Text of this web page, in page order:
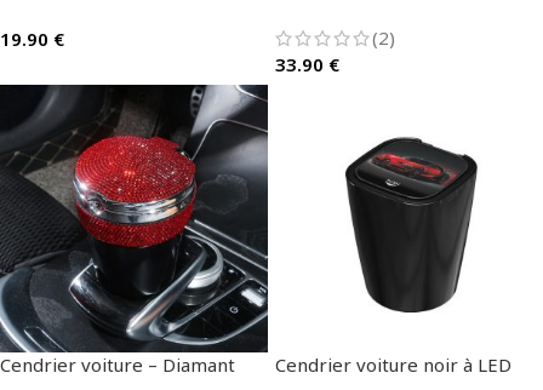
19.90 €
(2)
33.90 €
Cendrier voiture – Diamant Cendrier voiture noir à LED